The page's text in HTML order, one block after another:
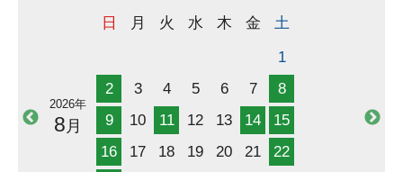
●福祉車両コンシェルジュ 京都南インター店
4月29日（水）・5月3日（日）～6日（水）
※4月30日（木）～５月２日（土）は通常通り営業
※5月7日（木）から両店舗とも通常通り営業いたしま
す。
■定休日変更のお知らせ■
2026年4月1日より第4土曜ないし月曜も定休日となり
2026年
8 月
日 月 火 水 木 金 土
1
2
3 4 5 6 7
8
9
10 11 12 13 14
15
16
17 18 19 20 21
22